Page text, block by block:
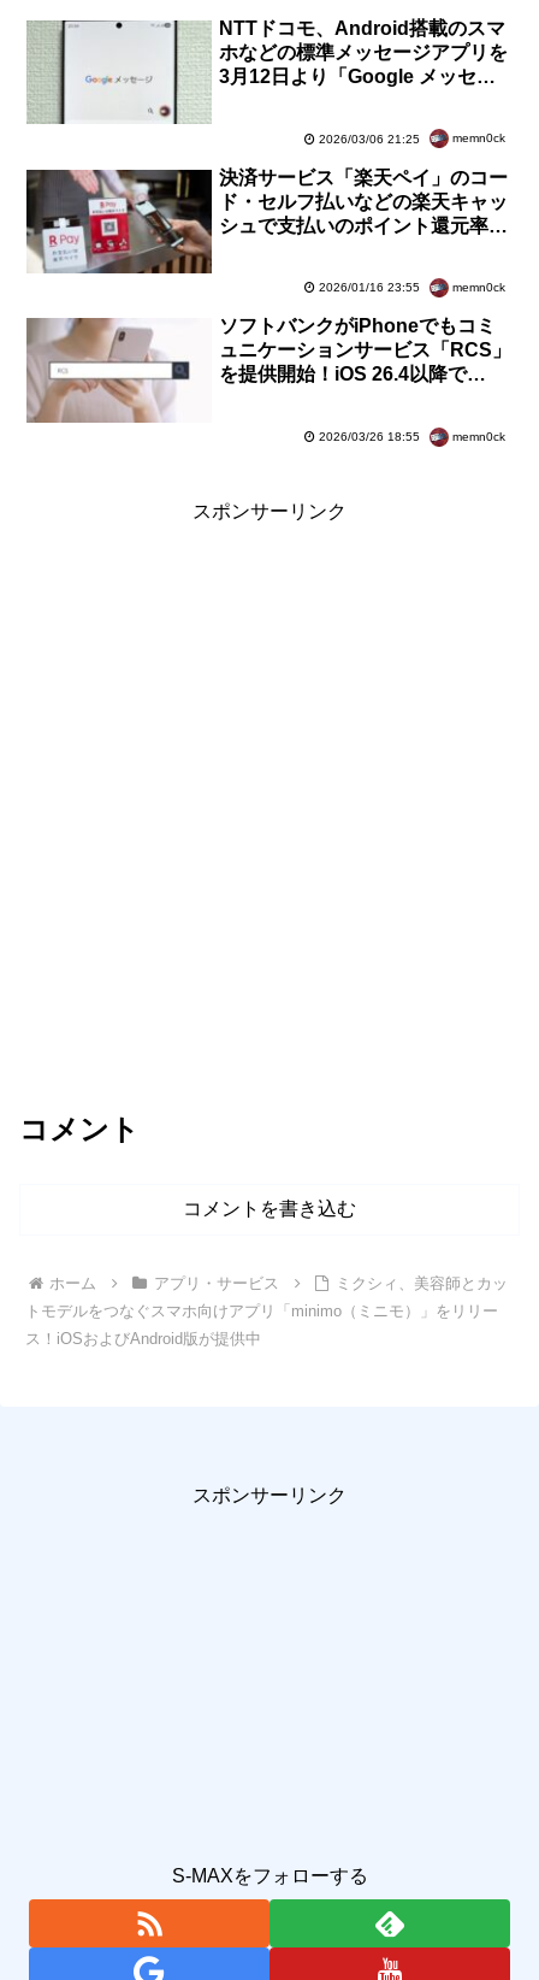
NTTドコモ、Android搭載のスマ
ホなどの標準メッセージアプリを
3月12日より「Google メッセー
2026/03/06 21:25 memn0ck
決済サービス「楽天ペイ」のコー
ド・セルフ払いなどの楽天キャッ
シュで支払いのポイント還元率を
2026/01/16 23:55 memn0ck
ソフトバンクがiPhoneでもコミ
ュニケーションサービス「RCS」
を提供開始！iOS 26.4以降で
2026/03/26 18:55 memn0ck
スポンサーリンク
コメント
コメントを書き込む
ホーム アプリ・サービス
ミクシィ、美容師とカッ
トモデルをつなぐスマホ向けアプリ「minimo（ミニモ）」をリリー
ス！iOSおよびAndroid版が提供中
スポンサーリンク
S-MAXをフォローする